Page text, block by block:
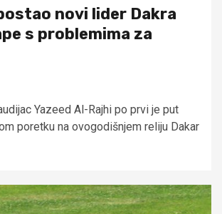
novi lider Dakra
s problemima za
Yazeed Al-Rajhi po prvi je put
poretku na ovogodišnjem reliju Dakar